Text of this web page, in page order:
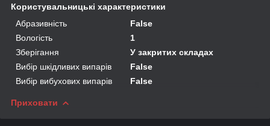
Користувальницькі характеристики
Абразивність
False
Вологість
1
Зберігання
У закритих складах
Вибір шкідливих випарів
False
Вибір вибухових випарів
False
Приховати